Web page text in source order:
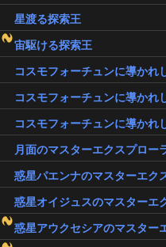
星渡る探索王
宙駆ける探索王
コスモフォーチュンに導かれ
コスモフォーチュンに導かれ
コスモフォーチュンに導かれ
月面のマスターエクスプロー
惑星パエンナのマスターエク
惑星オイジュスのマスターエ
惑星アウクセシアのマスター